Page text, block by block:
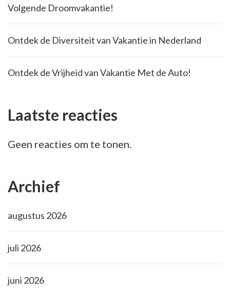
Volgende Droomvakantie!
Ontdek de Diversiteit van Vakantie in Nederland
Ontdek de Vrijheid van Vakantie Met de Auto!
Laatste reacties
Geen reacties om te tonen.
Archief
augustus 2026
juli 2026
juni 2026